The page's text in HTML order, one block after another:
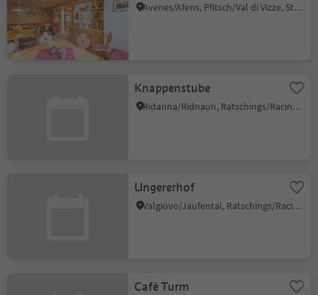
Avenes/Afens, Pfitsch/Val di Vizze, Sterzing/Vipiteno and environs
Knappenstube
Ridanna/Ridnaun, Ratschings/Racines, Sterzing/Vipiteno and environs
Ungererhof
Valgiovo/Jaufental, Ratschings/Racines, Sterzing/Vipiteno and environs
Cafè Turm